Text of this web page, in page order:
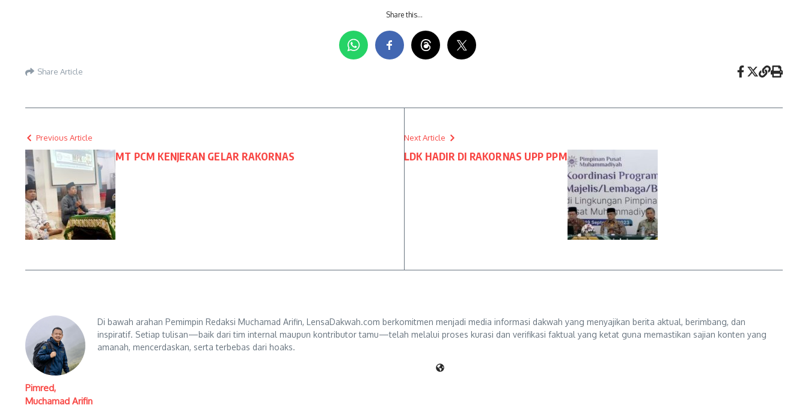
Share this…
Share Article
Previous Article
MT PCM KENJERAN GELAR RAKORNAS
Next Article
LDK HADIR DI RAKORNAS UPP PPM
Pimred,
Muchamad Arifin
Di bawah arahan Pemimpin Redaksi Muchamad Arifin, LensaDakwah.com berkomitmen menjadi media informasi dakwah yang menyajikan berita aktual, berimbang, dan
inspiratif. Setiap tulisan—baik dari tim internal maupun kontributor tamu—telah melalui proses kurasi dan verifikasi faktual yang ketat guna memastikan sajian konten yang
amanah, mencerdaskan, serta terbebas dari hoaks.